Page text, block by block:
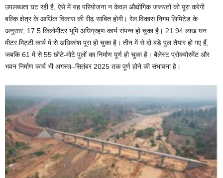
उपलब्धता घट रही है, ऐसे में यह परियोजना न केवल औद्योगिक जरूरतों को पूरा करेगी
बल्कि क्षेत्र के आर्थिक विकास की रीढ़ साबित होगी। रेल विकास निगम लिमिटेड के
अनुसार, 17.5 किलोमीटर भूमि अधिग्रहण कार्य संपन्न हो चुका है। 21.94 लाख घन
मीटर मिट्टी कार्य में से अधिकांश पूरा हो चुका है। तीन में से दो बड़े पुल तैयार हो गए हैं,
जबकि 61 में से 55 छोटे-मोटे पुलों का निर्माण पूर्ण हो चुका है। बैलेस्ट प्रोक्योरमेंट और
भवन निर्माण कार्य भी अगस्त–सितंबर 2025 तक पूर्ण होने की संभावना है।